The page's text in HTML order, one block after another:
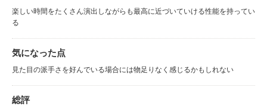
楽しい時間をたくさん演出しながらも最高に近づいていける性能を持ってい
る
気になった点
見た目の派手さを好んでいる場合には物足りなく感じるかもしれない
総評